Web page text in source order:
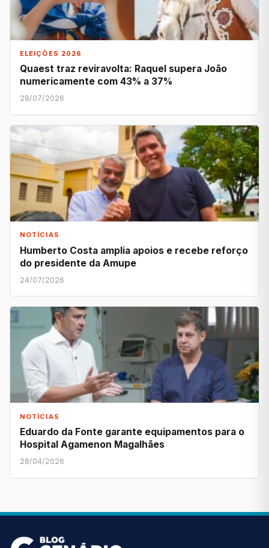
ELEIÇÕES 2026
Quaest traz reviravolta: Raquel supera João
numericamente com 43% a 37%
28/07/2026
NOTÍCIAS
Humberto Costa amplia apoios e recebe reforço
do presidente da Amupe
24/07/2026
NOTÍCIAS
Eduardo da Fonte garante equipamentos para o
Hospital Agamenon Magalhães
28/04/2026